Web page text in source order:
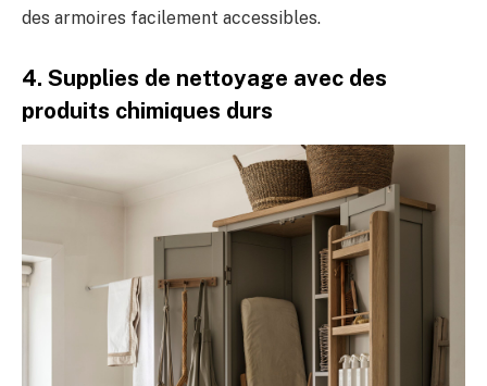
des armoires facilement accessibles.
4. Supplies de nettoyage avec des
produits chimiques durs